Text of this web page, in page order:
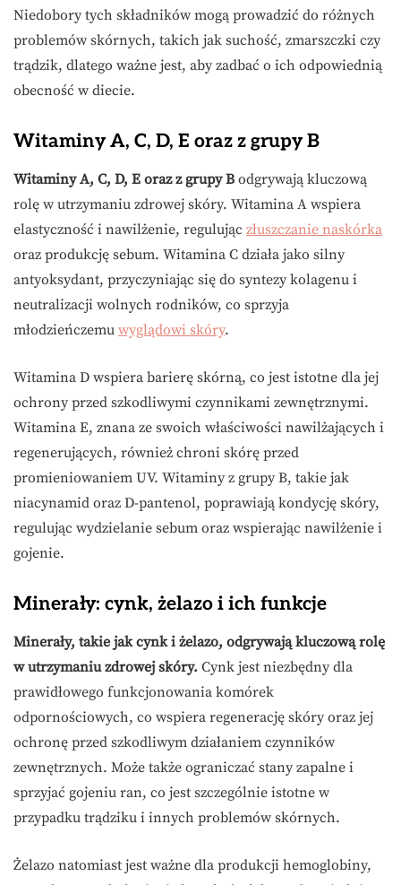
Niedobory tych składników mogą prowadzić do różnych
problemów skórnych, takich jak suchość, zmarszczki czy
trądzik, dlatego ważne jest, aby zadbać o ich odpowiednią
obecność w diecie.
Witaminy A, C, D, E oraz z grupy B
Witaminy A, C, D, E oraz z grupy B odgrywają kluczową
rolę w utrzymaniu zdrowej skóry. Witamina A wspiera
elastyczność i nawilżenie, regulując złuszczanie naskórka
oraz produkcję sebum. Witamina C działa jako silny
antyoksydant, przyczyniając się do syntezy kolagenu i
neutralizacji wolnych rodników, co sprzyja
młodzieńczemu wyglądowi skóry.
Witamina D wspiera barierę skórną, co jest istotne dla jej
ochrony przed szkodliwymi czynnikami zewnętrznymi.
Witamina E, znana ze swoich właściwości nawilżających i
regenerujących, również chroni skórę przed
promieniowaniem UV. Witaminy z grupy B, takie jak
niacynamid oraz D-pantenol, poprawiają kondycję skóry,
regulując wydzielanie sebum oraz wspierając nawilżenie i
gojenie.
Minerały: cynk, żelazo i ich funkcje
Minerały, takie jak cynk i żelazo, odgrywają kluczową rolę
w utrzymaniu zdrowej skóry. Cynk jest niezbędny dla
prawidłowego funkcjonowania komórek
odpornościowych, co wspiera regenerację skóry oraz jej
ochronę przed szkodliwym działaniem czynników
zewnętrznych. Może także ograniczać stany zapalne i
sprzyjać gojeniu ran, co jest szczególnie istotne w
przypadku trądziku i innych problemów skórnych.
Żelazo natomiast jest ważne dla produkcji hemoglobiny,